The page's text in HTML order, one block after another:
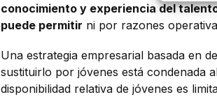
conocimiento y experiencia del
puede permitir ni por razones
Una estrategia empresarial basada en
sustituirlo por jóvenes está condenada
disponibilidad relativa de jóvenes es